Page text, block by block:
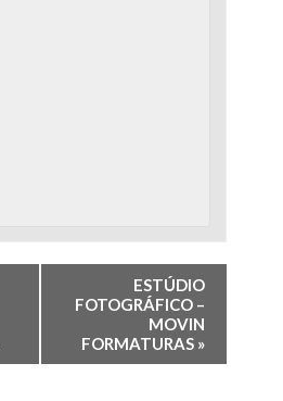
ESTÚDIO
FOTOGRÁFICO –
MOVIN
FORMATURAS »